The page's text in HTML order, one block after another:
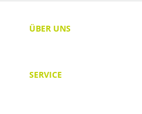
ÜBER UNS
SERVICE